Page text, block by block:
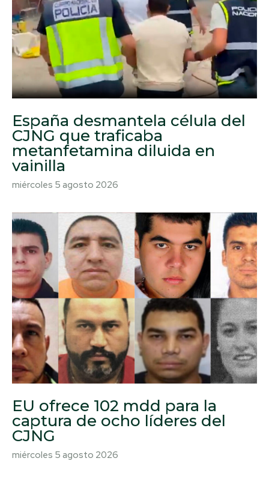
España desmantela célula del
CJNG que traficaba
metanfetamina diluida en
vainilla
miércoles 5 agosto 2026
EU ofrece 102 mdd para la
captura de ocho líderes del
CJNG
miércoles 5 agosto 2026